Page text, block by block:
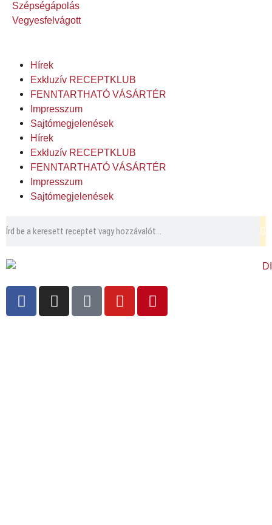
Szépségápolás
Vegyesfelvágott
Hírek
Exkluzív RECEPTKLUB
FENNTARTHATÓ VÁSÁRTÉR
Impresszum
Sajtómegjelenések
Hírek
Exkluzív RECEPTKLUB
FENNTARTHATÓ VÁSÁRTÉR
Impresszum
Sajtómegjelenések